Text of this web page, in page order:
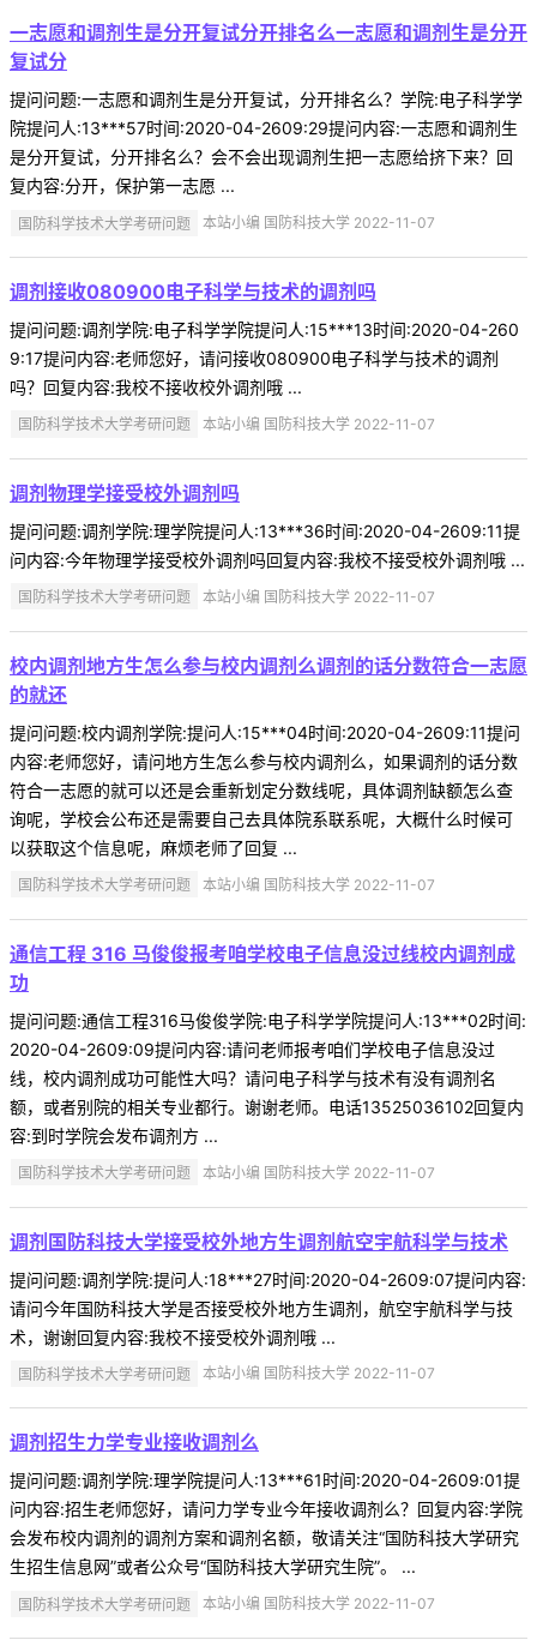
一志愿和调剂生是分开复试分开排名么一志愿和调剂生是分开
复试分
提问问题:一志愿和调剂生是分开复试，分开排名么？学院:电子科学学
院提问人:13***57时间:2020-04-2609:29提问内容:一志愿和调剂生
是分开复试，分开排名么？会不会出现调剂生把一志愿给挤下来？回
复内容:分开，保护第一志愿 ...
国防科学技术大学考研问题 本站小编 国防科技大学 2022-11-07
调剂接收080900电子科学与技术的调剂吗
提问问题:调剂学院:电子科学学院提问人:15***13时间:2020-04-260
9:17提问内容:老师您好，请问接收080900电子科学与技术的调剂
吗？回复内容:我校不接收校外调剂哦 ...
国防科学技术大学考研问题 本站小编 国防科技大学 2022-11-07
调剂物理学接受校外调剂吗
提问问题:调剂学院:理学院提问人:13***36时间:2020-04-2609:11提
问内容:今年物理学接受校外调剂吗回复内容:我校不接受校外调剂哦 ...
国防科学技术大学考研问题 本站小编 国防科技大学 2022-11-07
校内调剂地方生怎么参与校内调剂么调剂的话分数符合一志愿
的就还
提问问题:校内调剂学院:提问人:15***04时间:2020-04-2609:11提问
内容:老师您好，请问地方生怎么参与校内调剂么，如果调剂的话分数
符合一志愿的就可以还是会重新划定分数线呢，具体调剂缺额怎么查
询呢，学校会公布还是需要自己去具体院系联系呢，大概什么时候可
以获取这个信息呢，麻烦老师了回复 ...
国防科学技术大学考研问题 本站小编 国防科技大学 2022-11-07
通信工程 316 马俊俊报考咱学校电子信息没过线校内调剂成
功
提问问题:通信工程316马俊俊学院:电子科学学院提问人:13***02时间:
2020-04-2609:09提问内容:请问老师报考咱们学校电子信息没过
线，校内调剂成功可能性大吗？请问电子科学与技术有没有调剂名
额，或者别院的相关专业都行。谢谢老师。电话13525036102回复内
容:到时学院会发布调剂方 ...
国防科学技术大学考研问题 本站小编 国防科技大学 2022-11-07
调剂国防科技大学接受校外地方生调剂航空宇航科学与技术
提问问题:调剂学院:提问人:18***27时间:2020-04-2609:07提问内容:
请问今年国防科技大学是否接受校外地方生调剂，航空宇航科学与技
术，谢谢回复内容:我校不接受校外调剂哦 ...
国防科学技术大学考研问题 本站小编 国防科技大学 2022-11-07
调剂招生力学专业接收调剂么
提问问题:调剂学院:理学院提问人:13***61时间:2020-04-2609:01提
问内容:招生老师您好，请问力学专业今年接收调剂么？回复内容:学院
会发布校内调剂的调剂方案和调剂名额，敬请关注“国防科技大学研究
生招生信息网”或者公众号“国防科技大学研究生院”。 ...
国防科学技术大学考研问题 本站小编 国防科技大学 2022-11-07